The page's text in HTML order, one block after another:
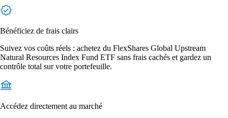
Bénéficiez de frais clairs
Suivez vos coûts réels : achetez du FlexShares Global Upstream
Natural Resources Index Fund ETF sans frais cachés et gardez un
contrôle total sur votre portefeuille.
Accédez directement au marché